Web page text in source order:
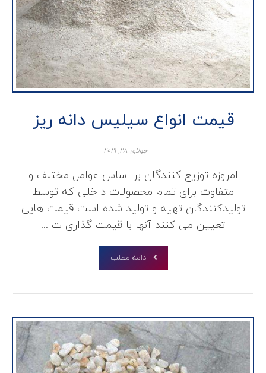
قیمت انواع سیلیس دانه ریز
جولای ۲۸, ۲۰۲۱
امروزه توزیع کنندگان بر اساس عوامل مختلف و
متفاوت برای تمام محصولات داخلی که توسط
تولیدکنندگان تهیه و تولید شده است قیمت هایی
تعیین می کنند آنها با قیمت گذاری ت ...
ادامه مطلب